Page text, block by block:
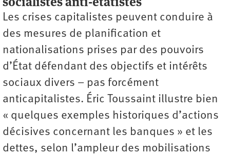
Les crises capitalistes peuvent conduire à
des mesures de planification et
nationalisations prises par des pouvoirs
d’État défendant des objectifs et intérêts
sociaux divers – pas forcément
anticapitalistes. Éric Toussaint illustre bien
« quelques exemples historiques d’actions
décisives concernant les banques » et les
dettes, selon l’ampleur des mobilisations